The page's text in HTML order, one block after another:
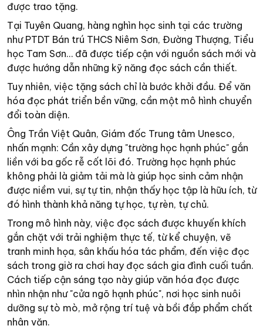
được trao tặng.
Tại Tuyên Quang, hàng nghìn học sinh tại các trường
như PTDT Bán trú THCS Niêm Sơn, Đường Thượng, Tiểu
học Tam Sơn… đã được tiếp cận với nguồn sách mới và
được hướng dẫn những kỹ năng đọc sách cần thiết.
Tuy nhiên, việc tặng sách chỉ là bước khởi đầu. Để văn
hóa đọc phát triển bền vững, cần một mô hình chuyển
đổi toàn diện.
Ông Trần Việt Quân, Giám đốc Trung tâm Unesco,
nhấn mạnh: Cần xây dựng "trường học hạnh phúc" gắn
liền với ba gốc rễ cốt lõi đó. Trường học hạnh phúc
không phải là giảm tải mà là giúp học sinh cảm nhận
được niềm vui, sự tự tin, nhận thấy học tập là hữu ích, từ
đó hình thành khả năng tự học, tự rèn, tự chủ.
Trong mô hình này, việc đọc sách được khuyến khích
gắn chặt với trải nghiệm thực tế, từ kể chuyện, vẽ
tranh minh họa, sân khấu hóa tác phẩm, đến việc đọc
sách trong giờ ra chơi hay đọc sách gia đình cuối tuần.
Cách tiếp cận sáng tạo này giúp văn hóa đọc được
nhìn nhận như "cửa ngõ hạnh phúc", nơi học sinh nuôi
dưỡng sự tò mò, mở rộng trí tuệ và bồi đắp phẩm chất
nhân văn.